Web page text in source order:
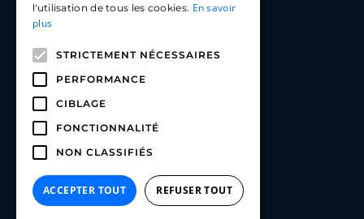
Carlo App | Instagram
Carlo App | Linkedin
l'utilisation de tous les cookies. En savoir
plus
STRICTEMENT NÉCESSAIRES
PERFORMANCE
CIBLAGE
FONCTIONNALITÉ
NON CLASSIFIÉS
ACCEPTER TOUT REFUSER TOUT